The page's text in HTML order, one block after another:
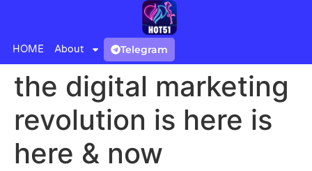
HOME About Telegram
the digital marketing
revolution is here is
here & now